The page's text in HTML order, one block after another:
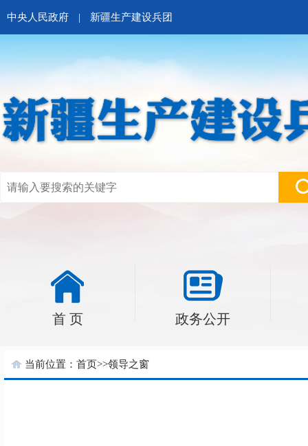
中央人民政府 | 新疆生产建设兵团
首 页 政务公开
当前位置： 首页>>领导之窗